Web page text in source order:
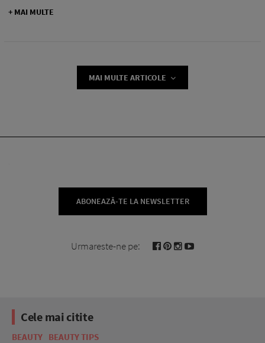
+ MAI MULTE
MAI MULTE ARTICOLE
ABONEAZĂ-TE LA NEWSLETTER
Urmareste-ne pe:
Cele mai citite
BEAUTY BEAUTY TIPS